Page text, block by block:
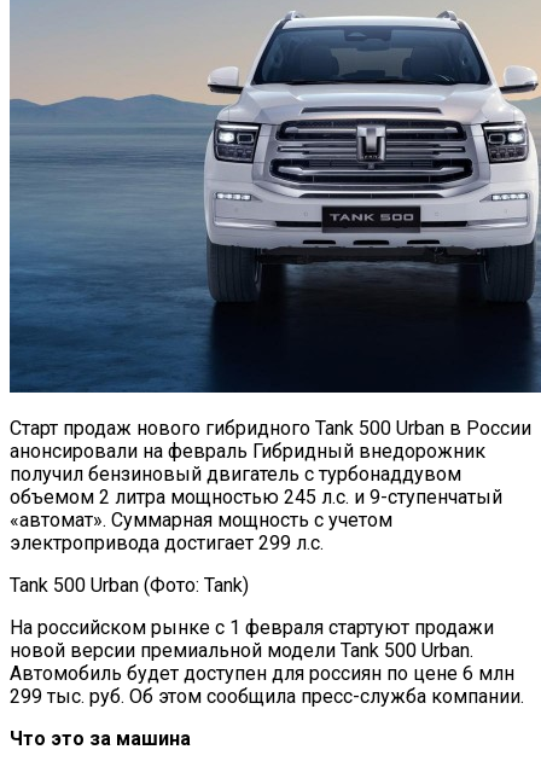
Старт продаж нового гибридного Tank 500 Urban в России
анонсировали на февраль Гибридный внедорожник
получил бензиновый двигатель с турбонаддувом
объемом 2 литра мощностью 245 л.с. и 9-ступенчатый
«автомат». Суммарная мощность с учетом
электропривода достигает 299 л.с.
Tank 500 Urban (Фото: Tank)
На российском рынке с 1 февраля стартуют продажи
новой версии премиальной модели Tank 500 Urban.
Автомобиль будет доступен для россиян по цене 6 млн
299 тыс. руб. Об этом сообщила пресс-служба компании.
Что это за машина